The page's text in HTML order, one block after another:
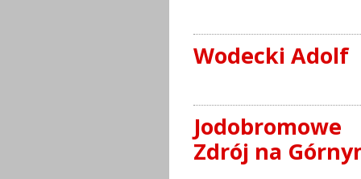
Wodecki Adolf
Zdrój na